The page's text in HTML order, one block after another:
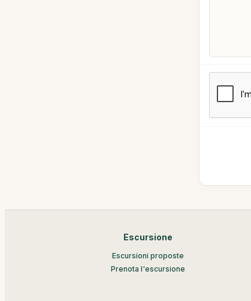
Escursione
Escursioni proposte
Prenota l'escursione